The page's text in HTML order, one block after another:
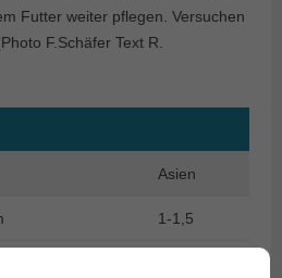
Futter weiter pflegen. Versuchen
F.Schäfer Text R.
Asien
1-1,5